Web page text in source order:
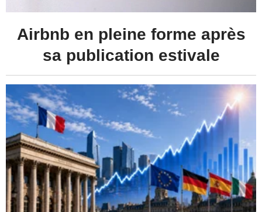
Airbnb en pleine forme après
sa publication estivale